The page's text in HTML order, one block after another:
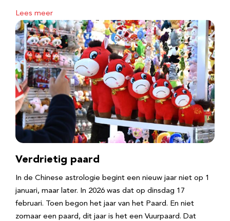
Lees meer
Verdrietig paard
In de Chinese astrologie begint een nieuw jaar niet op 1
januari, maar later. In 2026 was dat op dinsdag 17
februari. Toen begon het jaar van het Paard. En niet
zomaar een paard, dit jaar is het een Vuurpaard. Dat